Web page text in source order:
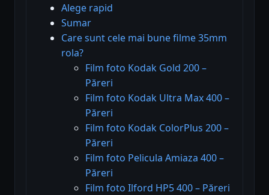
Alege rapid
Sumar
Care sunt cele mai bune filme 35mm
rola?
Film foto Kodak Gold 200 –
Păreri
Film foto Kodak Ultra Max 400 –
Păreri
Film foto Kodak ColorPlus 200 –
Păreri
Film foto Pelicula Amiaza 400 –
Păreri
Film foto Ilford HP5 400 – Păreri